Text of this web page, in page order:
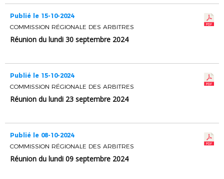
Publié le 15-10-2024
COMMISSION RÉGIONALE DES ARBITRES
Réunion du lundi 30 septembre 2024
Publié le 15-10-2024
COMMISSION RÉGIONALE DES ARBITRES
Réunion du lundi 23 septembre 2024
Publié le 08-10-2024
COMMISSION RÉGIONALE DES ARBITRES
Réunion du lundi 09 septembre 2024